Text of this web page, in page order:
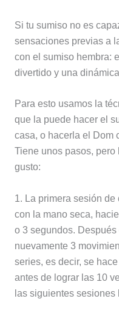
Si tu sumiso no es
sensaciones previas a
con el sumiso hembra:
divertido y una
Para esto usamos la
que la puede hacer el
casa, o hacerla el Dom
Tiene unos pasos,
gusto:
1. La primera sesión
con la mano seca,
o 3 segundos.
nuevamente 3
series, es decir, se
antes de lograr las 10
las siguientes